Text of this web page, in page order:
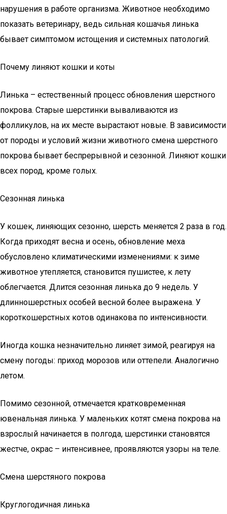
нарушения в работе организма. Животное необходимо
показать ветеринару, ведь сильная кошачья линька
бывает симптомом истощения и системных патологий.
Почему линяют кошки и коты
Линька – естественный процесс обновления шерстного
покрова. Старые шерстинки вываливаются из
фолликулов, на их месте вырастают новые. В зависимости
от породы и условий жизни животного смена шерстного
покрова бывает беспрерывной и сезонной. Линяют кошки
всех пород, кроме голых.
Сезонная линька
У кошек, линяющих сезонно, шерсть меняется 2 раза в год.
Когда приходят весна и осень, обновление меха
обусловлено климатическими изменениями: к зиме
животное утепляется, становится пушистее, к лету
облегчается. Длится сезонная линька до 9 недель. У
длинношерстных особей весной более выражена. У
короткошерстных котов одинакова по интенсивности.
Иногда кошка незначительно линяет зимой, реагируя на
смену погоды: приход морозов или оттепели. Аналогично
летом.
Помимо сезонной, отмечается кратковременная
ювенальная линька. У маленьких котят смена покрова на
взрослый начинается в полгода, шерстинки становятся
жестче, окрас – интенсивнее, проявляются узоры на теле.
Смена шерстяного покрова
Круглогодичная линька